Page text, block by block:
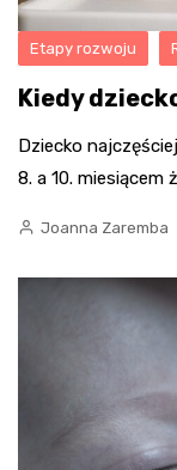
Etapy rozwoju
Kiedy
Dziecko
8. a 10. miesiącem
Joanna Zaremba